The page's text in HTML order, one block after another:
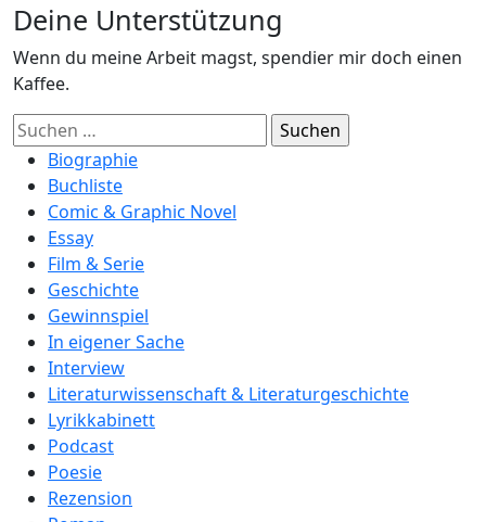
Deine Unterstützung
Wenn du meine Arbeit magst, spendier mir doch einen
Kaffee.
Suchen
nach:Biographie
Buchliste
Comic & Graphic Novel
Essay
Film & Serie
Geschichte
Gewinnspiel
In eigener Sache
Interview
Literaturwissenschaft & Literaturgeschichte
Lyrikkabinett
Podcast
Poesie
Rezension